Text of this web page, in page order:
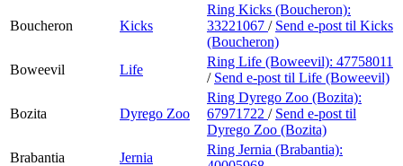
Boucheron Kicks
Ring Kicks (Boucheron):
33221067 / Send e-post til Kicks
(Boucheron)
Boweevil
Life
Ring Life (Boweevil): 47758011
/ Send e-post til Life (Boweevil)
Bozita Dyrego Zoo
Ring Dyrego Zoo (Bozita):
67971722 / Send e-post til
Dyrego Zoo (Bozita)
Brabantia
Jernia
Ring Jernia (Brabantia):